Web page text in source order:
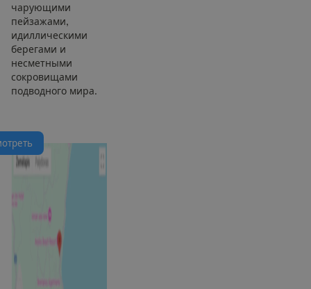
чарующими
пейзажами,
идиллическими
берегами и
несметными
сокровищами
подводного мира.
отреть